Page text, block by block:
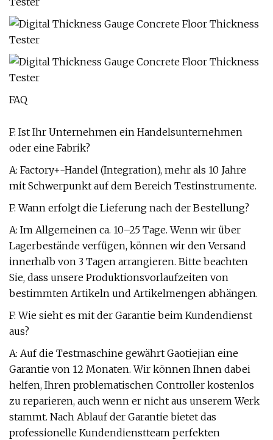
FAQ
F: Ist Ihr Unternehmen ein Handelsunternehmen
oder eine Fabrik?
A: Factory+-Handel (Integration), mehr als 10 Jahre
mit Schwerpunkt auf dem Bereich Testinstrumente.
F: Wann erfolgt die Lieferung nach der Bestellung?
A: Im Allgemeinen ca. 10–25 Tage. Wenn wir über
Lagerbestände verfügen, können wir den Versand
innerhalb von 3 Tagen arrangieren. Bitte beachten
Sie, dass unsere Produktionsvorlaufzeiten von
bestimmten Artikeln und Artikelmengen abhängen.
F: Wie sieht es mit der Garantie beim Kundendienst
aus?
A: Auf die Testmaschine gewährt Gaotiejian eine
Garantie von 12 Monaten. Wir können Ihnen dabei
helfen, Ihren problematischen Controller kostenlos
zu reparieren, auch wenn er nicht aus unserem Werk
stammt. Nach Ablauf der Garantie bietet das
professionelle Kundendienstteam perfekten